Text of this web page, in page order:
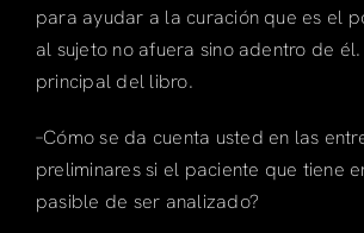
para ayudar a la curación que es el
al sujeto no afuera sino adentro de
principal del libro.
–Cómo se da cuenta usted en las
preliminares si el paciente que tiene
pasible de ser analizado?